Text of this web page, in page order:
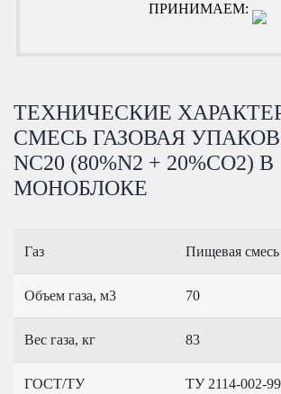
ПРИНИМАЕМ:
ТЕХНИЧЕСКИЕ
СМЕСЬ ГАЗОВАЯ
NC20 (80%N2 + 20%СО2) В
МОНОБЛОКЕ
Газ Пищевая смесь
Объем газа, м3 70
Вес газа, кг 83
ГОСТ/ТУ ТУ 2114-002-